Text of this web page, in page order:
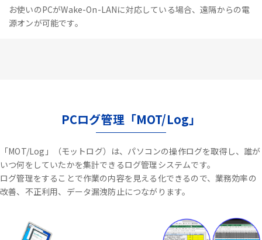
お使いのPCがWake-On-LANに対応している場合、遠隔からの電
源オンが可能です。
PCログ管理「MOT/Log」
「MOT/Log」（モットログ）は、パソコンの操作ログを取得し、誰が
いつ何をしていたかを集計できるログ管理システムです。
ログ管理をすることで作業の内容を見える化できるので、業務効率の
改善、不正利用、データ漏洩防止につながります。